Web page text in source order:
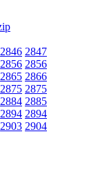
2846 2847
2856 2856
2865 2866
2875 2875
2884 2885
2894 2894
2903 2904